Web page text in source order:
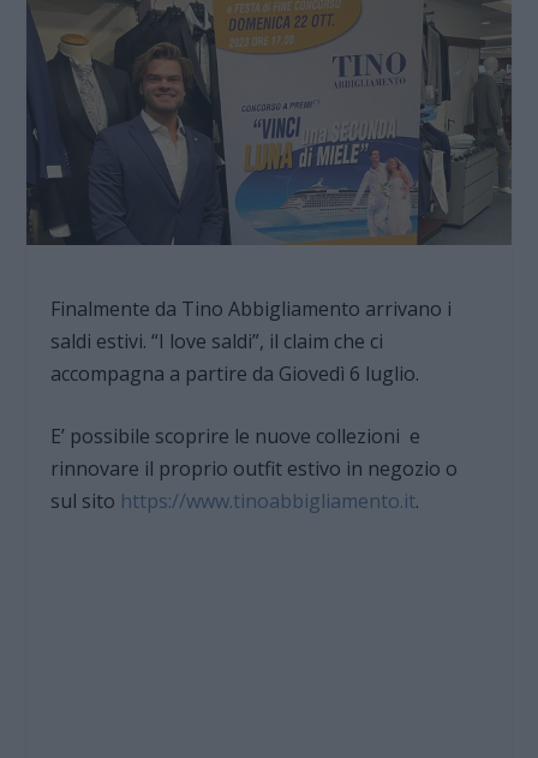
Finalmente da Tino Abbigliamento arrivano i
saldi estivi. “I love saldi”, il claim che ci
accompagna a partire da Giovedì 6 luglio.
E’ possibile scoprire le nuove collezioni e
rinnovare il proprio outfit estivo in negozio o
sul sito https://www.tinoabbigliamento.it.